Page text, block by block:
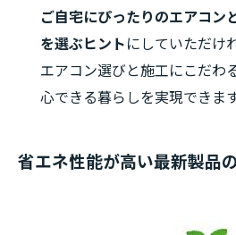
ご自宅にぴったりのエアコン
を選ぶヒント にしていただけ
エアコン選びと施工にこだわ
心できる暮らしを実現できます
省エネ性能が高い最新製品